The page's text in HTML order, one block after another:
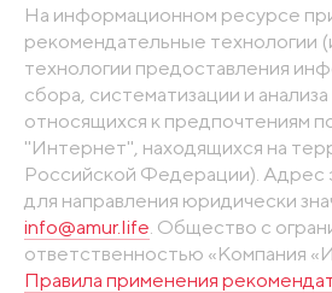
На информационном ресурсе
рекомендательные технологии
технологии предоставления
сбора, систематизации и
относящихся к предпочтениям
"Интернет", находящихся на
Российской Федерации). Адрес
для направления юридически
info@amur.life . Общество с
ответственностью «Компания
Правила применения